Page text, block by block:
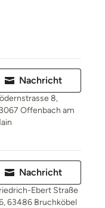
Nachricht
8,
Offenbach am
Nachricht
Ebert Straße
63486 Bruchköbel